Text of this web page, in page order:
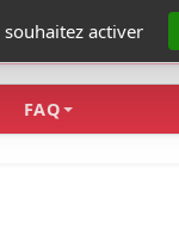
activer
FAQ